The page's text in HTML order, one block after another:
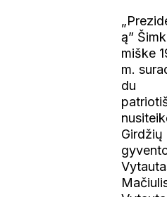
ą”
miške
m.
du
Girdžių